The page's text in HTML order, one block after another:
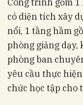
Công trình gồm
có diện tích xây
nổi, 1 tầng hầm
phòng giảng
phòng ban
yêu cầu thực
chức học tập cho